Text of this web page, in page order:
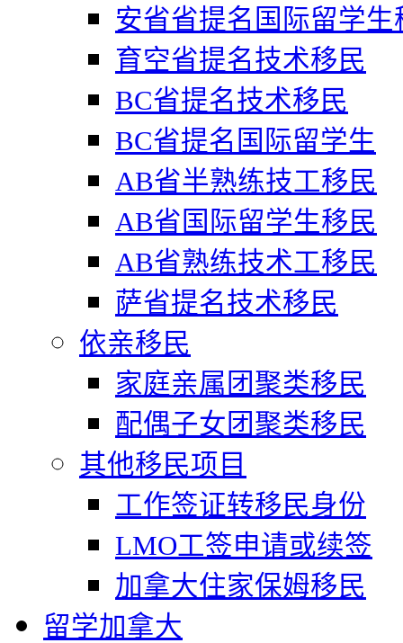
安省省提名国际留学
育空省提名技术移民
BC省提名技术移民
BC省提名国际留学生
AB省半熟练技工移民
AB省国际留学生移民
AB省熟练技术工移民
萨省提名技术移民
依亲移民
家庭亲属团聚类移民
配偶子女团聚类移民
其他移民项目
工作签证转移民身份
LMO工签申请或续签
加拿大住家保姆移民
留学加拿大